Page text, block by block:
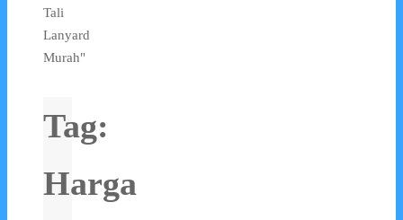
Tali
Lanyard
Murah"
Tag:
Harga